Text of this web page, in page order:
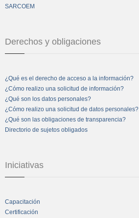
SARCOEM
Derechos y obligaciones
¿Qué es el derecho de acceso a la información?
¿Cómo realizo una solicitud de información?
¿Qué son los datos personales?
¿Cómo realizo una solicitud de datos personales?
¿Qué son las obligaciones de transparencia?
Directorio de sujetos obligados
Iniciativas
Capacitación
Certificación